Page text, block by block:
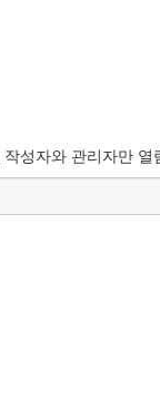
작성자와 관리자만